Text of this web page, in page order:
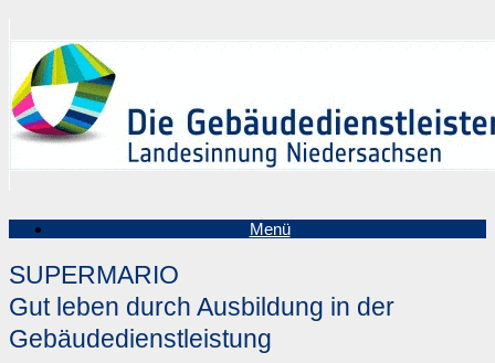
Inhalt
springen
Menü
SUPERMARIO
Gut leben durch Ausbildung in der
Gebäudedienstleistung